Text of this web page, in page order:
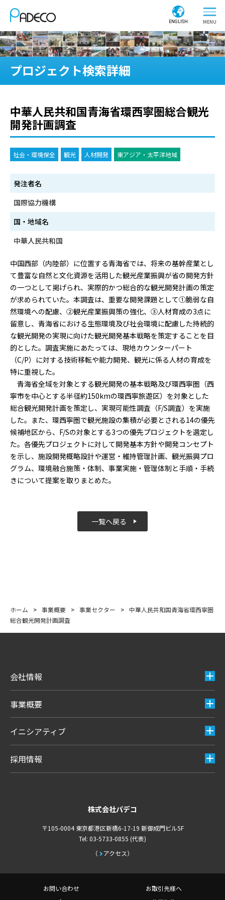
ENGLISH
プロジェクト検索詳細
中華人民共和国青海省環西寧圏総合観光
開発計画調査
社会・環境保全 観光 人材開発 東アジア・太平洋地域
発注者名
国際協力機構
国・地域名
中華人民共和国
中国西部（内陸部）に位置する青海省では、将来の基幹産業とし
て豊富な自然と文化資源を活用した観光産業振興が省の開発方針
の一つとして掲げられ、実際的かつ総合的な観光開発計画の策定
が求められていた。本調査は、重要な開発課題として①脆弱な自
然環境への配慮、②観光産業振興策の強化、③人材育成の3点に
留意し、青海省における生態環境及び社会環境に配慮した持続的
な観光開発の実現に向けた観光開発基本戦略を策定することを目
的とした。調査実施にあたっては、現地カウンターパート
（C/P）に対する技術移転や能力開発、観光に係る人材の育成を
特に重視した。
青海省全域を対象とする観光開発の基本戦略及び環西寧圏（西
寧市を中心とする半径約150kmの環西寧旅遊区）を対象とした
総合観光開発計画を策定し、実現可能性調査（F/S調査）を実施
した。また、環西寧圏で観光施設の集積が必要とされる14の優先
候補地区から、F/Sの対象とする3つの優先プロジェクトを選定し
た。各優先プロジェクトに対して開発基本方針や開発コンセプト
を示し、施設開発概略設計や運営・維持管理計画、観光振興プロ
グラム、環境融合施策・体制、事業実施・管理体制と手順・手続
きについて提案を取りまとめた。
一覧へ戻る
ホーム > 事業概要 > 事業セクター >
中華人民共和国青海省環西寧圏
総合観光開発計画調査
会社情報
事業概要
イニシアティブ
採用情報
株式会社パデコ
〒105-0004 東京都港区新橋6-17-19 新御成門ビル5F
アクセス
Tel: 03-5733-0855 (代表)
お問い合わせ
お取引先様へ